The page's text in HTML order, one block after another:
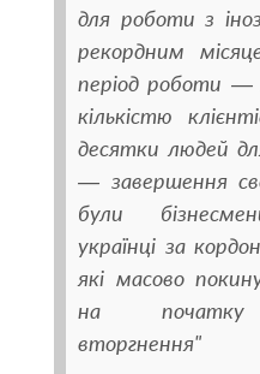
для роботи з
рекордним
період роботи —
кількістю
десятки людей
— завершення
були
українці за
які масово
на початку
вторгнення"